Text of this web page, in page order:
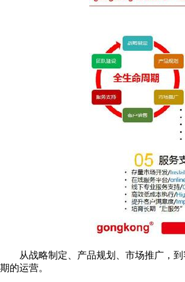
从战略制定、产品规划、市场推广，到
期的运营。